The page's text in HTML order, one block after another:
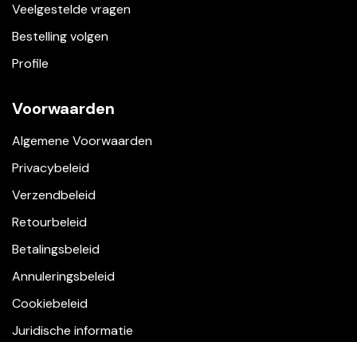
Veelgestelde vragen
Bestelling volgen
Profile
Voorwaarden
Algemene Voorwaarden
Privacybeleid
Verzendbeleid
Retourbeleid
Betalingsbeleid
Annuleringsbeleid
Cookiebeleid
Juridische informatie